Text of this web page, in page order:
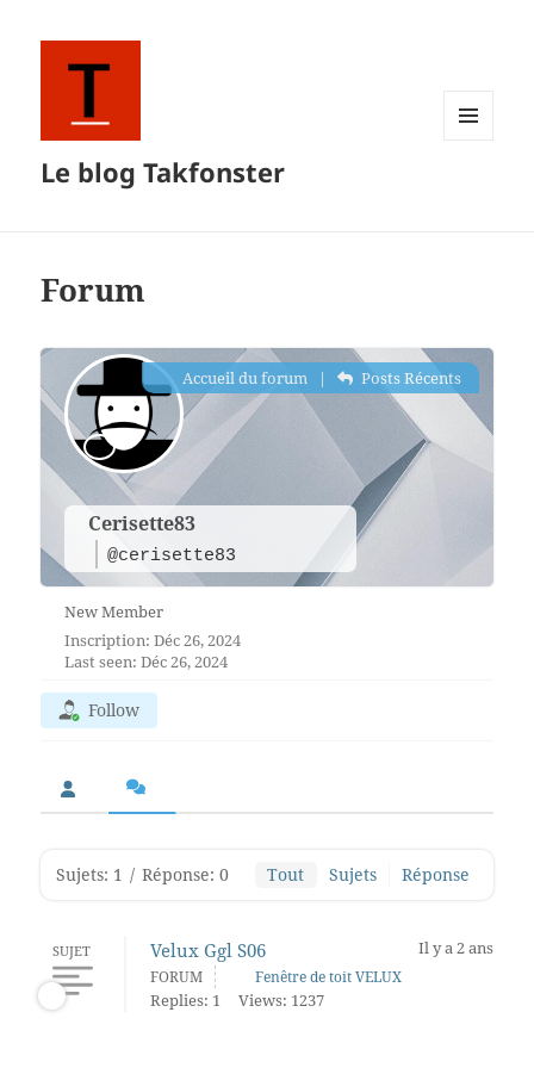
Le blog Takfonster
Forum
Cerisette83
@cerisette83
Accueil du forum | Posts Récents
New Member
Inscription: Déc 26, 2024
Last seen: Déc 26, 2024
Follow
Sujets: 1 / Réponse: 0 Tout Sujets Réponse
SUJET Velux Ggl S06 Il y a 2 ans
FORUM Fenêtre de toit VELUX
Replies: 1 Views: 1237